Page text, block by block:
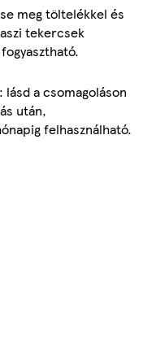
meg töltelékkel és
tekercsek
a csomagoláson
után,
felhasználható.